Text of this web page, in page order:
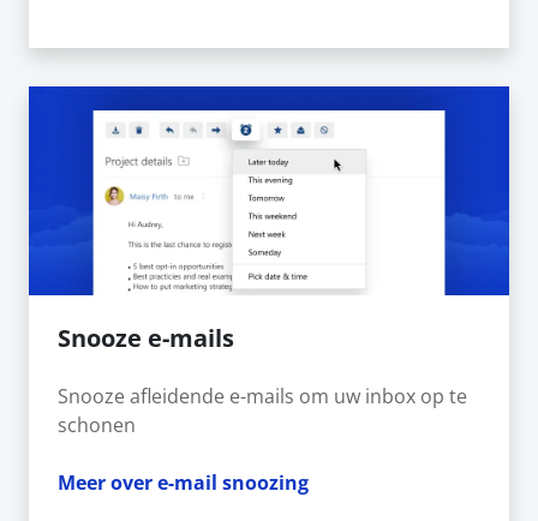
Snooze e-mails
Snooze afleidende e-mails om uw inbox op te
schonen
Meer over e-mail snoozing